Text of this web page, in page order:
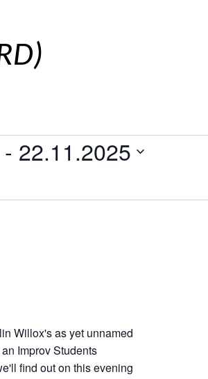
- 22.11.2025
Willox's as yet unnamed
Improv Students
find out on this evening